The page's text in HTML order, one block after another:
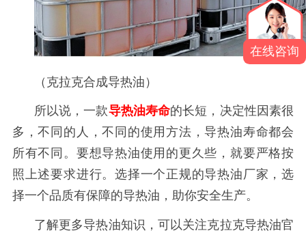
（克拉克合成导热油）
所以说，一款导热油寿命的长短，决定性因素很
多，不同的人，不同的使用方法，导热油寿命都会
所有不同。要想导热油使用的更久些，就要严格按
照上述要求进行。选择一个正规的导热油厂家，选
择一个品质有保障的导热油，助你安全生产。
了解更多导热油知识，可以关注克拉克导热油官
在线咨询